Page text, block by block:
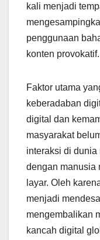
kali menjadi
penggunaan
konten provokatif.
Faktor utama
keberadaban
digital dan
masyarakat
interaksi di
dengan manusia
layar. Oleh
menjadi
mengembalikan
kancah digital